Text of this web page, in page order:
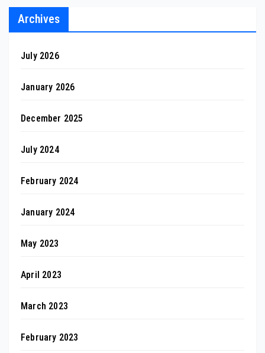
Archives
July 2026
January 2026
December 2025
July 2024
February 2024
January 2024
May 2023
April 2023
March 2023
February 2023